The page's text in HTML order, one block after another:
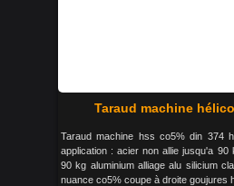
Taraud machine
Taraud machine hss co5% din 374
application : acier non allie jusqu'a 90
90 kg aluminium alliage alu silicium
nuance co5% coupe à droite goujures